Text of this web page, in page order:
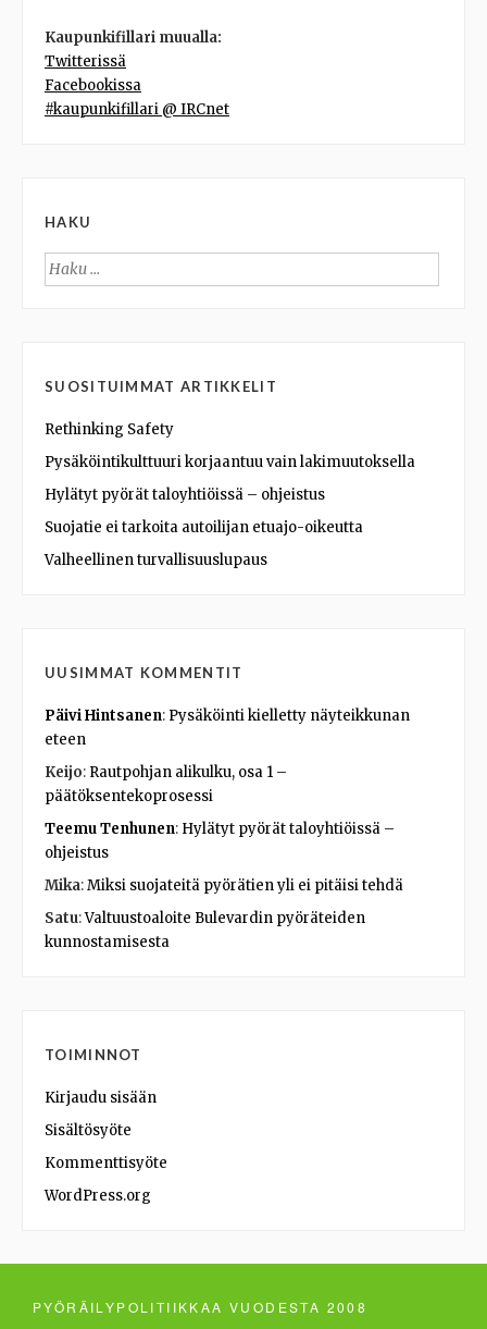
Kaupunkifillari muualla:
Twitterissä
Facebookissa
#kaupunkifillari @ IRCnet
HAKU
Haku:
SUOSITUIMMAT ARTIKKELIT
Rethinking Safety
Pysäköintikulttuuri korjaantuu vain lakimuutoksella
Hylätyt pyörät taloyhtiöissä – ohjeistus
Suojatie ei tarkoita autoilijan etuajo-oikeutta
Valheellinen turvallisuuslupaus
UUSIMMAT KOMMENTIT
Päivi Hintsanen: Pysäköinti kielletty näyteikkunan
eteen
Keijo: Rautpohjan alikulku, osa 1 –
päätöksentekoprosessi
Teemu Tenhunen: Hylätyt pyörät taloyhtiöissä –
ohjeistus
Mika:Miksi suojateitä pyörätien yli ei pitäisi tehdä
Satu:Valtuustoaloite Bulevardin pyöräteiden
kunnostamisesta
TOIMINNOT
Kirjaudu sisään
Sisältösyöte
Kommenttisyöte
WordPress.org
PYÖRÄILYPOLITIIKKAA VUODESTA 2008